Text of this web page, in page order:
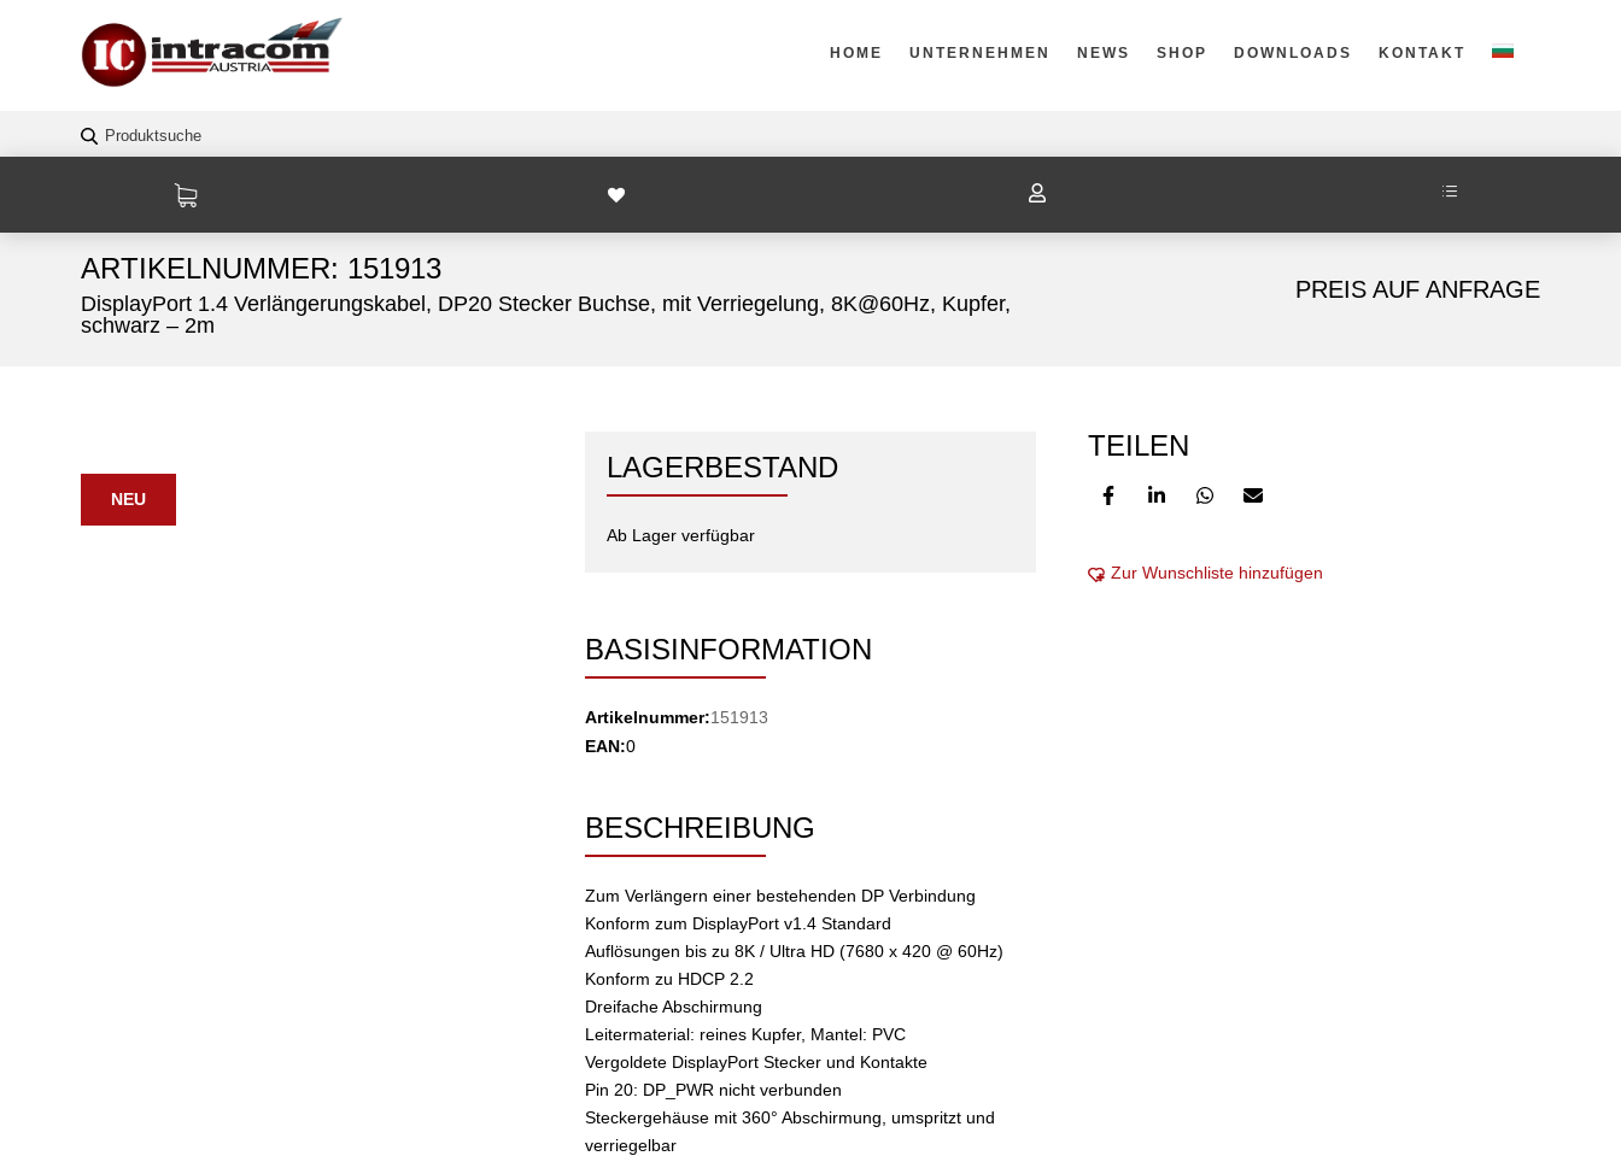
HOME UNTERNEHMEN NEWS SHOP DOWNLOADS KONTAKT
 d
8K@60HZ, KUPFER, SCHWARZ – 2M
ARTIKELNUMMER: 151913
DisplayPort 1.4 Verlängerungskabel, DP20 Stecker Buchse, mit Verriegelung, 8K@60Hz, Kupfer,
schwarz – 2m
PREIS AUF ANFRAGE
NEU
LAGERBESTAND
Ab Lager verfügbar
BASISINFORMATION
Artikelnummer:151913
EAN:0
BESCHREIBUNG
Zum Verlängern einer bestehenden DP Verbindung
Konform zum DisplayPort v1.4 Standard
Auflösungen bis zu 8K / Ultra HD (7680 x 420 @ 60Hz)
Konform zu HDCP 2.2
Dreifache Abschirmung
Leitermaterial: reines Kupfer, Mantel: PVC
Vergoldete DisplayPort Stecker und Kontakte
Pin 20: DP_PWR nicht verbunden
Steckergehäuse mit 360° Abschirmung, umspritzt und
verriegelbar
TEILEN
Zur Wunschliste hinzufügen